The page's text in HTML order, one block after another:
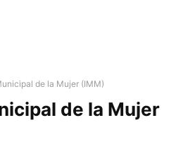
de la Mujer (IMM)
de la Mujer